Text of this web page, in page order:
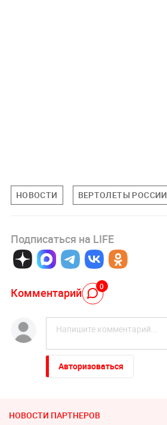
НОВОСТИ ВЕРТОЛЕТЫ РОССИИ
Подписаться на LIFE
Комментарий 0
Авторизоваться
НОВОСТИ ПАРТНЕРОВ